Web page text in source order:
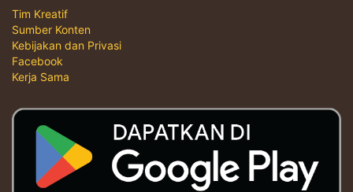
Tim Kreatif
Sumber Konten
Kebijakan dan Privasi
Facebook
Kerja Sama